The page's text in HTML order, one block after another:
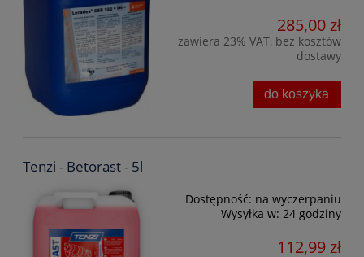
285,00 zł
zawiera 23% VAT, bez kosztów
dostawy
do koszyka
Tenzi - Betorast - 5l
Dostępność: na wyczerpaniu
Wysyłka w: 24 godziny
112,99 zł